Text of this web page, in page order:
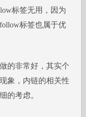
标签无用，因为
标签也属于优
的非常好，其实个
象，内链的相关性
的考虑。